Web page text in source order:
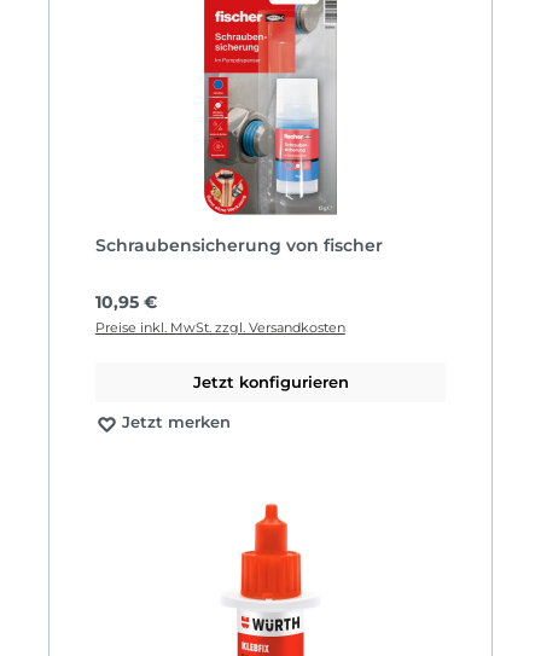
Schraubensicherung von fischer
Regulärer Preis:
10,95 €
Preise inkl. MwSt. zzgl. Versandkosten
Jetzt konfigurieren
Jetzt merken